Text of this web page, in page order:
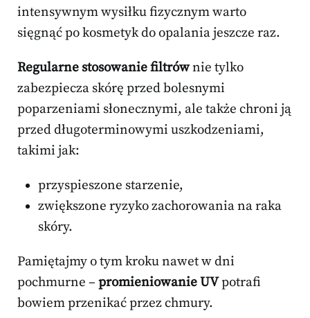
intensywnym wysiłku fizycznym warto
sięgnąć po kosmetyk do opalania jeszcze raz.
Regularne stosowanie filtrównie tylko
zabezpiecza skórę przed bolesnymi
poparzeniami słonecznymi, ale także chroni ją
przed długoterminowymi uszkodzeniami,
takimi jak:
przyspieszone starzenie,
zwiększone ryzyko zachorowania na raka
skóry.
Pamiętajmy o tym kroku nawet w dni
pochmurne – promieniowanie UVpotrafi
bowiem przenikać przez chmury.